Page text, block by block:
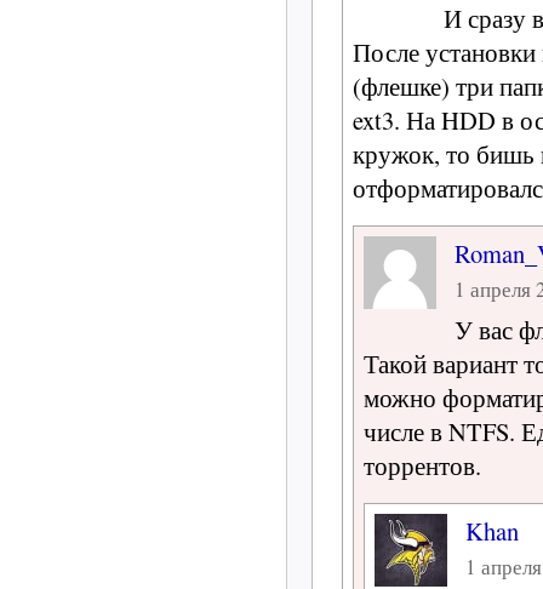
И сразу
После
(флешке) три
ext3. На HDD в
кружок, то бишь
1 апреля
У вас
Такой вариант
можно
числе в NTFS.
торрентов.
Khan
1